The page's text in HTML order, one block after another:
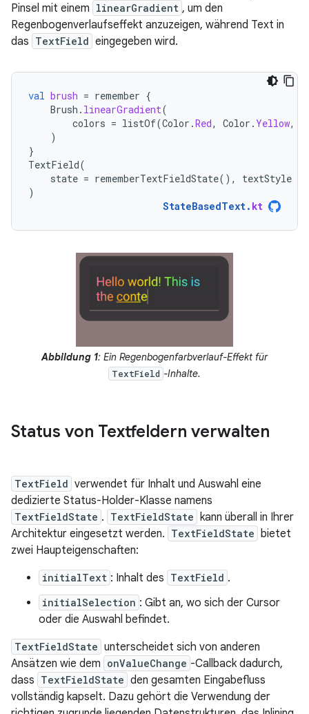
Pinsel mit einem linearGradient , um den
Regenbogenverlaufseffekt anzuzeigen, während Text in
das TextField eingegeben wird.
val brush = remember {
Brush . linearGradient(
colors = listOf(Color .Red, Color . Yellow,
)
}
TextField(
state = rememberTextFieldState(), textStyle
)
StateBasedText. kt
Abbildung 1: Ein Regenbogenfarbverlauf-Effekt für
TextField -Inhalte.
Status von Textfeldern verwalten
TextField verwendet für Inhalt und Auswahl eine
dedizierte Status-Holder-Klasse namens
TextFieldState . TextFieldState
kann überall in Ihrer
Architektur eingesetzt werden. TextFieldState
bietet
zwei Haupteigenschaften:
initialText : Inhalt des TextField .
initialSelection : Gibt an, wo sich der Cursor
oder die Auswahl befindet.
TextFieldState unterscheidet sich von anderen
Ansätzen wie dem onValueChange -Callback dadurch,
dass TextFieldState den gesamten Eingabefluss
vollständig kapselt. Dazu gehört die Verwendung der